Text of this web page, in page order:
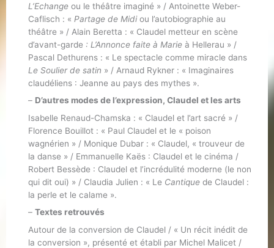
L’Echange ou le théâtre imaginé » / Antoinette Weber-
Caflisch : « Partage de Midiou l’autobiographie au
théâtre » / Alain Beretta : « Claudel metteur en scène
d’avant-garde : L’Annonce faite à Marie à Hellerau » /
Pascal Dethurens : « Le spectacle comme miracle dans
Le Soulier de satin » / Arnaud Rykner : « Imaginaires
claudéliens : Jeanne au pays des mythes ».
– D’autres modes de l’expression, Claudel et les arts
Isabelle Renaud-Chamska : « Claudel et l’art sacré » /
Florence Bouillot : « Paul Claudel et le « poison
wagnérien » / Monique Dubar : « Claudel, « trouveur de
la danse » / Emmanuelle Kaës : Claudel et le cinéma /
Robert Bessède : Claudel et l’incrédulité moderne (le non
qui dit oui) » / Claudia Julien : « Le Cantique de Claudel :
la perle et le calame ».
– Textes retrouvés
Autour de la conversion de Claudel / « Un récit inédit de
la conversion », présenté et établi par Michel Malicet /